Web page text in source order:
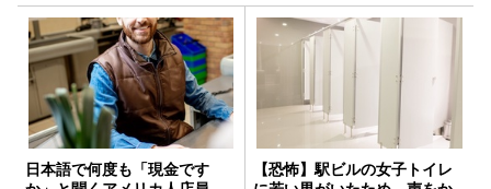
日本語で何度も「現金です
【恐怖】駅ビルの女子トイレ